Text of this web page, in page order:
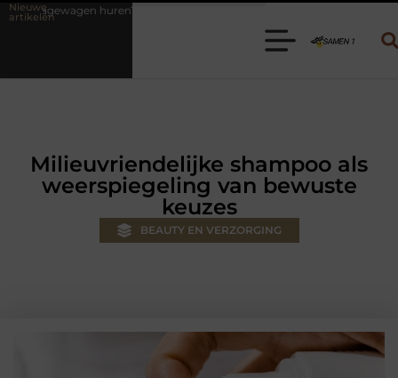
Nieuwe
artikelen
Kies de juiste aanhanger voor jouw klus
Milieuvriendelijke shampoo als
weerspiegeling van bewuste
keuzes
BEAUTY EN VERZORGING